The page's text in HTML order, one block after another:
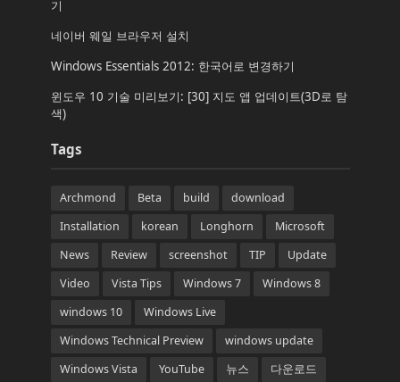
기
네이버 웨일 브라우저 설치
Windows Essentials 2012: 한국어로 변경하기
윈도우 10 기술 미리보기: [30] 지도 앱 업데이트(3D로 탐
색)
Tags
Archmond Beta build
download
Installation
korean Longhorn
Microsoft
News
Review screenshot TIP
Update
Video
Vista Tips Windows 7
Windows 8
windows 10
Windows Live
Windows Technical Preview
windows update
Windows Vista
YouTube 뉴스
다운로드